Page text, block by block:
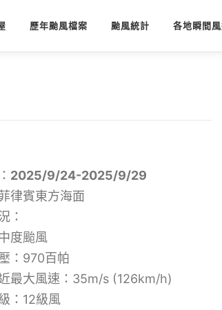
歷年颱風檔案 颱風統計 各地瞬間
2025/9/24-2025/9/29
律賓東方海面
：
颱風
970百帕
大風速：35m/s (126km/h)
12級風